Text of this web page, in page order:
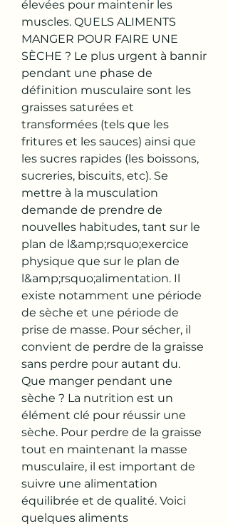
élevées pour maintenir les
muscles. QUELS ALIMENTS
MANGER POUR FAIRE UNE
SÈCHE ? Le plus urgent à bannir
pendant une phase de
définition musculaire sont les
graisses saturées et
transformées (tels que les
fritures et les sauces) ainsi que
les sucres rapides (les boissons,
sucreries, biscuits, etc). Se
mettre à la musculation
demande de prendre de
nouvelles habitudes, tant sur le
plan de l&amp;rsquo;exercice
physique que sur le plan de
l&amp;rsquo;alimentation. Il
existe notamment une période
de sèche et une période de
prise de masse. Pour sécher, il
convient de perdre de la graisse
sans perdre pour autant du.
Que manger pendant une
sèche ? La nutrition est un
élément clé pour réussir une
sèche. Pour perdre de la graisse
tout en maintenant la masse
musculaire, il est important de
suivre une alimentation
équilibrée et de qualité. Voici
quelques aliments